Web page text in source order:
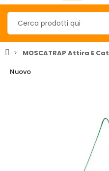
MOSCATRAP Attira E
Nuovo